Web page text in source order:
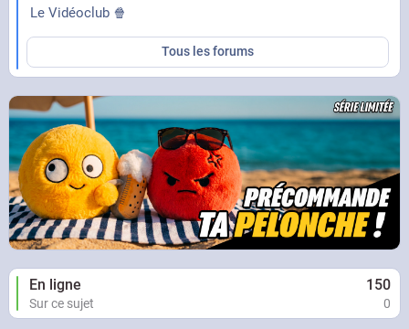
Le Vidéoclub 🍿
Tous les forums
En ligne 150
Sur ce sujet 0